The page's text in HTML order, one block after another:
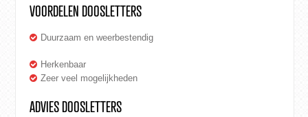
VOORDELEN DOOSLETTERS
Duurzaam en weerbestendig
Herkenbaar
Zeer veel mogelijkheden
ADVIES DOOSLETTERS